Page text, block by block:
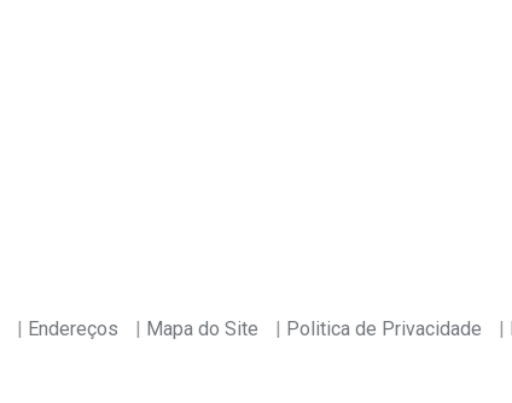
Endereços Mapa do Site Politica de Privacidade